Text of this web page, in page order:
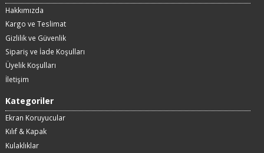
Hakkımızda
Kargo ve Teslimat
Gizlilik ve Güvenlik
Sipariş ve İade Koşulları
Üyelik Koşulları
İletişim
Kategoriler
Ekran Koruyucular
Kılıf & Kapak
Kulaklıklar